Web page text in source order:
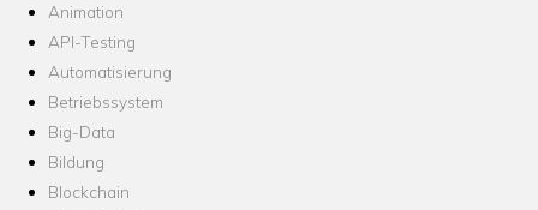
Animation
API-Testing
Automatisierung
Betriebssystem
Big-Data
Bildung
Blockchain